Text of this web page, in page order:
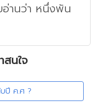
อ่านว่า หนึ่งพัน
สนใจ
ปี ค.ศ ?